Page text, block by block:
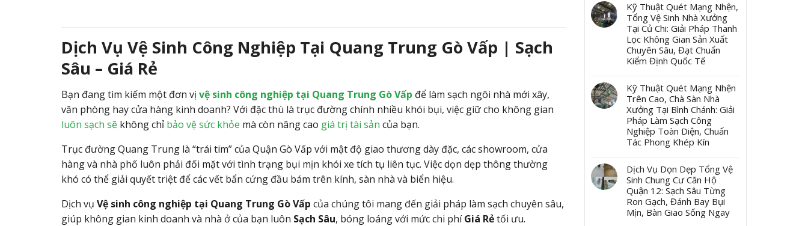
Dịch Vụ Vệ Sinh Công Nghiệp Tại Quang Trung Gò Vấp | Sạch
Sâu – Giá Rẻ
Bạn đang tìm kiếm một đơn vị vệ sinh công nghiệp tại Quang Trung Gò Vấp để làm sạch ngôi nhà mới xây,
văn phòng hay cửa hàng kinh doanh? Với đặc thù là trục đường chính nhiều khói bụi, việc giữ cho không gian
luôn sạch sẽ không chỉ bảo vệ sức khỏe mà còn nâng cao giá trị tài sản của bạn.
Trục đường Quang Trung là “trái tim” của Quận Gò Vấp với mật độ giao thương dày đặc, các showroom, cửa
hàng và nhà phố luôn phải đối mặt với tình trạng bụi mịn khói xe tích tụ liên tục. Việc dọn dẹp thông thường
khó có thể giải quyết triệt để các vết bẩn cứng đầu bám trên kính, sàn nhà và biển hiệu.
Dịch vụ Vệ sinh công nghiệp tại Quang Trung Gò Vấp của chúng tôi mang đến giải pháp làm sạch chuyên sâu,
giúp không gian kinh doanh và nhà ở của bạn luôn Sạch Sâu, bóng loáng với mức chi phíGiá Rẻtối ưu.
Kỹ Thuật Quét Mạng Nhện,
Tổng Vệ Sinh Nhà Xưởng
Tại Củ Chi: Giải Pháp Thanh
Lọc Không Gian Sản Xuất
Chuyên Sâu, Đạt Chuẩn
Kiểm Định Quốc Tế
Kỹ Thuật Quét Mạng Nhện
Trên Cao, Chà Sàn Nhà
Xưởng Tại Bình Chánh: Giải
Pháp Làm Sạch Công
Nghiệp Toàn Diện, Chuẩn
Tác Phong Khép Kín
Dịch Vụ Dọn Dẹp Tổng Vệ
Sinh Chung Cư Căn Hộ
Quận 12: Sạch Sâu Từng
Ron Gạch, Đánh Bay Bụi
Mịn, Bàn Giao Sống Ngay